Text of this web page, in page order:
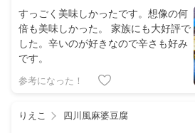
すっごく美味しかったです。想像の何
倍も美味しかった。 家族にも大好評で
した。辛いのが好きなので辛さも好み
です。
参考になった！
りえこ 四川風麻婆豆腐